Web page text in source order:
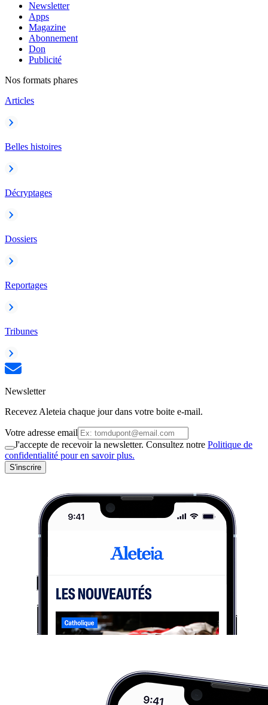
Newsletter
Apps
Magazine
Abonnement
Don
Publicité
Nos formats phares
Articles
Belles histoires
Décryptages
Dossiers
Reportages
Tribunes
Newsletter
Recevez Aleteia chaque jour dans votre boite e-mail.
Votre adresse email
J'accepte de recevoir la newsletter. Consultez notre Politique de
confidentialité pour en savoir plus.
S'inscrire